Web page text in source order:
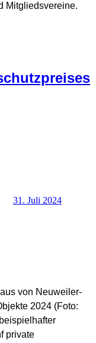
Mitgliedsvereine.
31. Juli 2024
SHB Redaktion
von Neuweiler-
2024 (Foto:
private